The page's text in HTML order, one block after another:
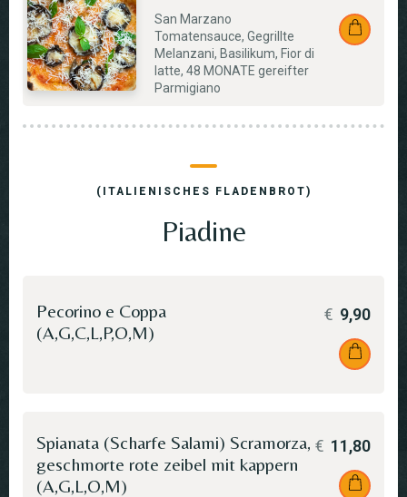
San Marzano
Tomatensauce, Gegrillte
Melanzani, Basilikum, Fior di
latte, 48 MONATE gereifter
Parmigiano
(ITALIENISCHES FLADENBROT)
Piadine
Pecorino e Coppa
(A,G,C,L,P,O,M)
€ 9,90
Spianata (Scharfe Salami) Scramorza,
geschmorte rote zeibel mit kappern
(A,G,L,O,M)
€ 11,80